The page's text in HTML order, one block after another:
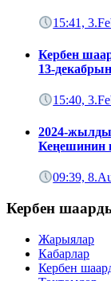
15:41,
Кербен
13-
15:40,
2024-
Кеңешинин
09:39,
Кербен
Жарыялар
Кабарлар
Кербен